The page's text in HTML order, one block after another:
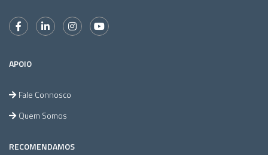
APOIO
Fale Connosco
Quem Somos
RECOMENDAMOS